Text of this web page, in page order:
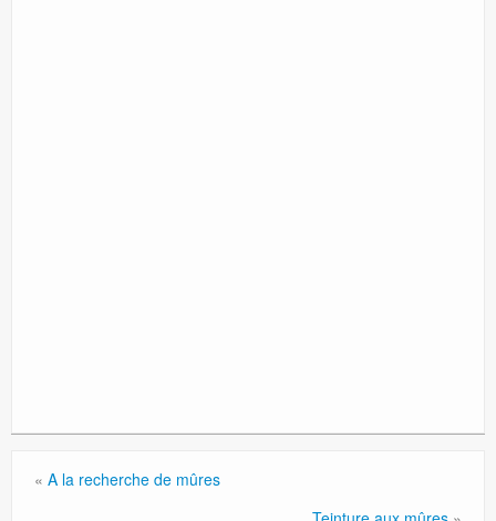
« A la recherche de mûres